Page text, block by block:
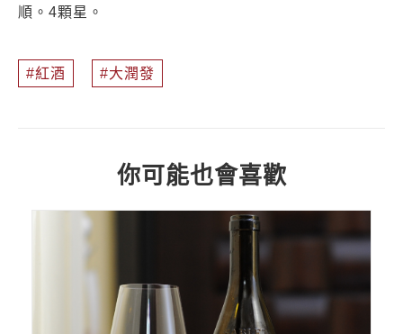
順。4顆星。
紅酒 大潤發
你可能也會喜歡